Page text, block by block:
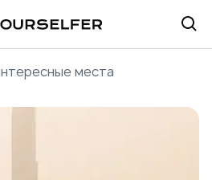
Интересные места